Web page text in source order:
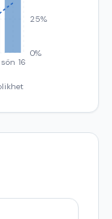
sön 16
0%
25%